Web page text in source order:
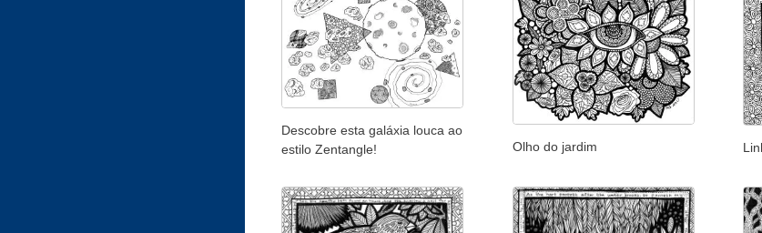
Descobre esta galáxia louca ao
estilo Zentangle!
Olho do jardim